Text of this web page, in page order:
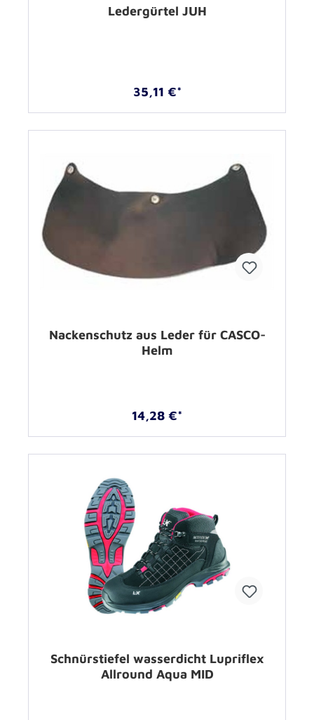
Ledergürtel JUH
35,11 €*
Nackenschutz aus Leder für CASCO-
Helm
14,28 €*
Schnürstiefel wasserdicht Lupriflex
Allround Aqua MID